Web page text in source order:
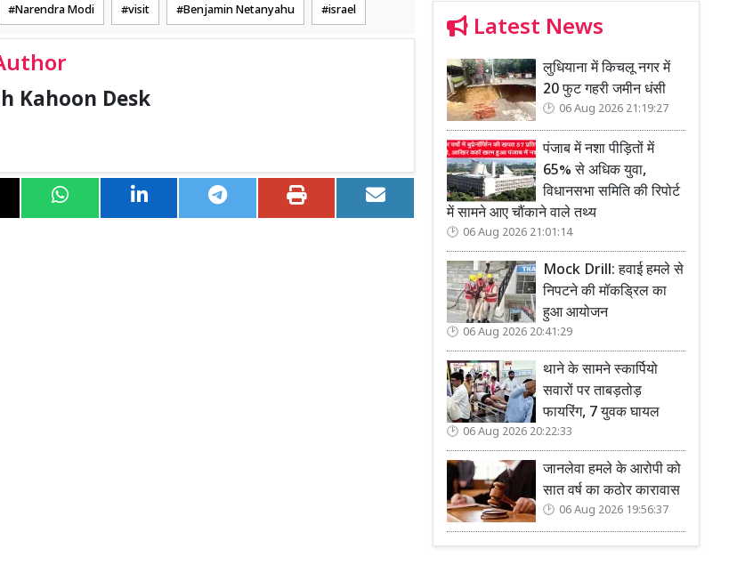
Narendra Modi visit Benjamin Netanyahu israel
Kahoon Desk
Latest News
लुधियाना में किचलू नगर में
20 फुट गहरी जमीन धंसी
06 Aug 2026 21:19:27
पंजाब में नशा पीड़ितों में
65% से अधिक युवा,
विधानसभा समिति की रिपोर्ट
में सामने आए चौंकाने वाले तथ्य
06 Aug 2026 21:01:14
Mock Drill: हवाई हमले से
निपटने की मॉकड्रिल का
हुआ आयोजन
06 Aug 2026 20:41:29
थाने के सामने स्कार्पियो
सवारों पर ताबड़तोड़
फायरिंग, 7 युवक घायल
06 Aug 2026 20:22:33
जानलेवा हमले के आरोपी को
सात वर्ष का कठोर कारावास
06 Aug 2026 19:56:37